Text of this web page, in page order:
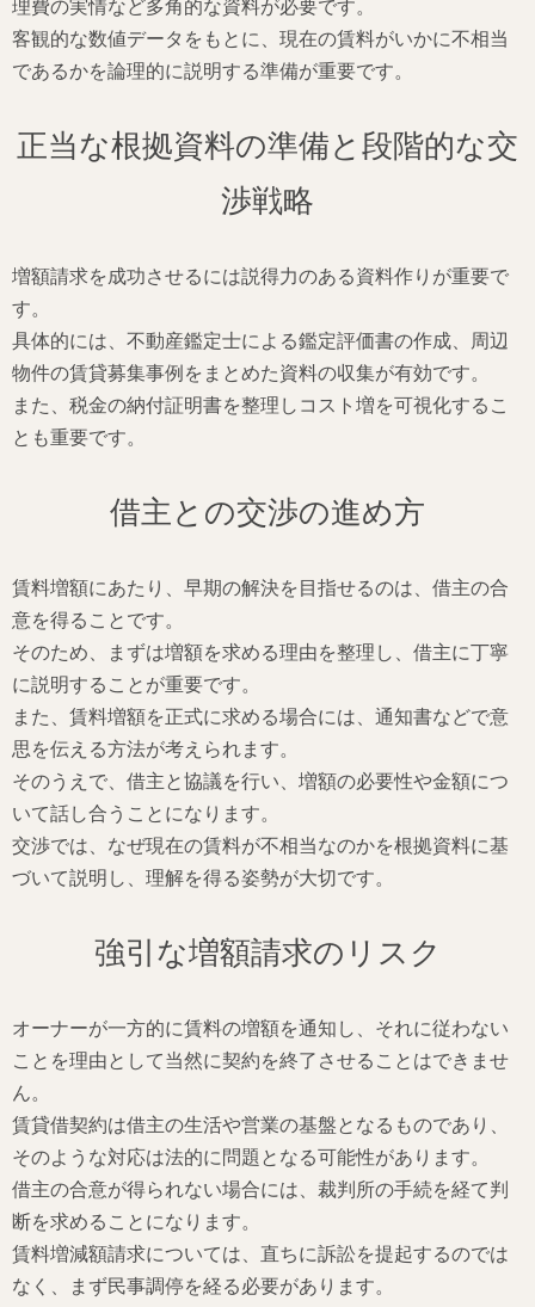
理費の実情など多角的な資料が必要です。
客観的な数値データをもとに、現在の賃料がいかに不相当
であるかを論理的に説明する準備が重要です。
正当な根拠資料の準備と段階的な交
渉戦略
増額請求を成功させるには説得力のある資料作りが重要で
す。
具体的には、不動産鑑定士による鑑定評価書の作成、周辺
物件の賃貸募集事例をまとめた資料の収集が有効です。
また、税金の納付証明書を整理しコスト増を可視化するこ
とも重要です。
借主との交渉の進め方
賃料増額にあたり、早期の解決を目指せるのは、借主の合
意を得ることです。
そのため、まずは増額を求める理由を整理し、借主に丁寧
に説明することが重要です。
また、賃料増額を正式に求める場合には、通知書などで意
思を伝える方法が考えられます。
そのうえで、借主と協議を行い、増額の必要性や金額につ
いて話し合うことになります。
交渉では、なぜ現在の賃料が不相当なのかを根拠資料に基
づいて説明し、理解を得る姿勢が大切です。
強引な増額請求のリスク
オーナーが一方的に賃料の増額を通知し、それに従わない
ことを理由として当然に契約を終了させることはできませ
ん。
賃貸借契約は借主の生活や営業の基盤となるものであり、
そのような対応は法的に問題となる可能性があります。
借主の合意が得られない場合には、裁判所の手続を経て判
断を求めることになります。
賃料増減額請求については、直ちに訴訟を提起するのでは
なく、まず民事調停を経る必要があります。